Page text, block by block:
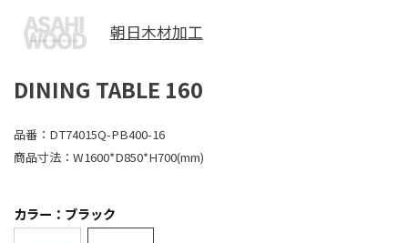
朝日木材加工
DINING TABLE 160
品番： DT74015Q-PB400-16
商品寸法： W1600*D850*H700(mm)
カラー：ブラック